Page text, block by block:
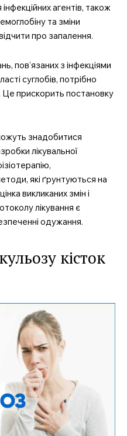
агентів, також
та зміни
про запалення.
пов’язаних з інфекціями
суглобів, потрібно
прискорить постановку
знадобитися
лікувальної
які ґрунтуються на
викликаних змін і
лікування є
одужання.
кісток